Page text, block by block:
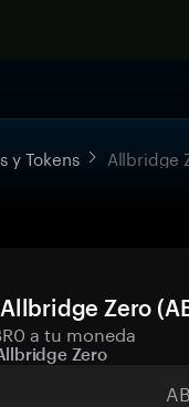
y Tokens Allbridge
Zero
a tu moneda
Zero